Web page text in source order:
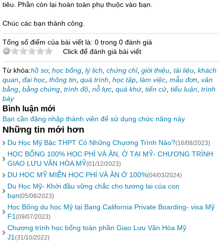
tiêu. Phần còn lại hoàn toàn phụ thuộc vào bạn.
Chúc các bạn thành công.
Tổng số điểm của bài viết là: 0 trong 0 đánh giá
Click để đánh giá bài viết
Từ khóa:hồ sơ, học bổng lý lịch chứng chỉ, giới thiệu tài liệu khách
quan đại học thông tin quá trình học tập làm việc mẫu đơn văn
bằng bằng chứng trình độ nỗ lực quá khứ, tiến cử, tiểu luận trình
bày
Bình luận mới
Bạn cần đăng nhập thành viên để sử dụng chức năng này
Những tin mới hơn
Du Học Mỹ Bậc THPT Có Những Chương Trình Nào?(16/08/2023)
HỌC BỔNG 100% HỌC PHÍ VÀ ĂN, Ở TẠI MỸ- CHƯƠNG TRÌNH
GIAO LƯU VĂN HÓA MỸ(01/12/2023)
DU HỌC MỸ MIỄN HỌC PHÍ VÀ ĂN Ở 100%(04/03/2024)
Du Học Mỹ- Khởi đầu vững chắc cho tương lai của con
bạn(05/08/2023)
Học Bổng du học Mỹ tại Bang California Private Boarding- visa Mỹ
F1 (09/07/2023)
Chương trình học bổng toàn phần Giao Lưu Văn Hóa Mỹ
J1 (31/10/2022)